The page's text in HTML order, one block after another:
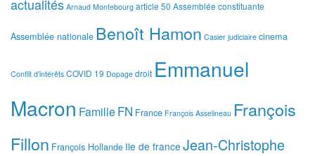
actualités Arnaud Montebourg article 50 Assemblée constituante
Assemblée nationale Benoît Hamon Casier judiciaire cinema
Conflit d'intérêts COVID 19 Dopage droit Emmanuel
Macron FamilleFN France François Asselineau François
Fillon François Hollande Ile de france Jean-Christophe